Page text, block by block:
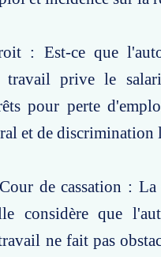
: Est-ce que
travail prive le
pour perte
et de discrimination
de cassation :
considère que
ne fait pas